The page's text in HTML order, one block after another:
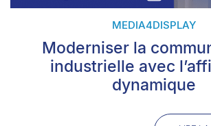
MEDIA4DISPLAY
Moderniser la
industrielle avec
dynamique